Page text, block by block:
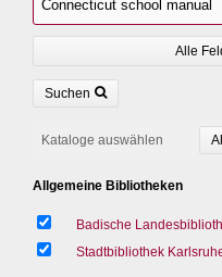
Alle
Suchen
Kataloge auswählen
Allgemeine Bibliotheken
Badische
Stadtbibliothek